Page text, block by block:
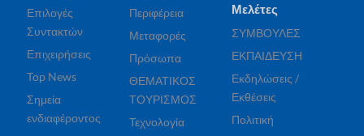
Επιλογές
Συντακτών
Επιχειρήσεις
Top News
Σημεία
ενδιαφέροντος
Περιφέρεια
Μεταφορές
Πρόσωπα
ΘΕΜΑΤΙΚΟΣ
ΤΟΥΡΙΣΜΟΣ
Τεχνολογία
Μελέτες
ΣΥΜΒΟΥΛΕΣ
ΕΚΠΑΙΔΕΥΣΗ
Εκδηλώσεις /
Εκθέσεις
Πολιτική